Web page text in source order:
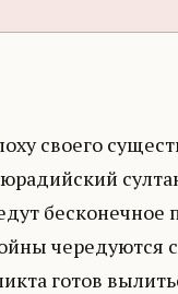
своего
чередуются
готов